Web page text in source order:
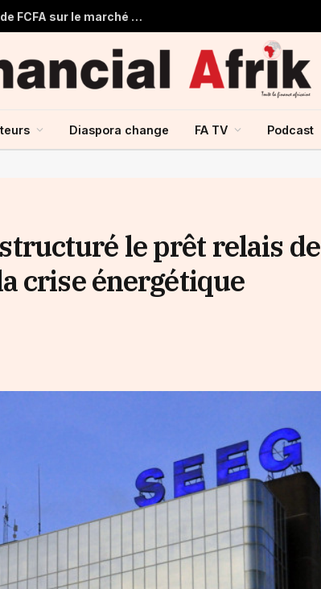
Togo : Le Trésor Public obtient 22 milliards de FCFA sur le marché financier de l’UMOA
Diaspora change FA TV Podcast
le prêt relais de
crise énergétique